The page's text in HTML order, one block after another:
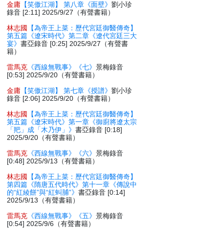
金庸 【笑傲江湖】 第八章《面壁》劉小珍
錄音 [2:11] 2025/9/27（有聲書籍）
林志國
【為帝王上菜：歷代宮廷御醫傳奇】
第五篇《遼宋時代》第二章《遼代宮廷三大
宴》書亞錄音 [0:25] 2025/9/27（有聲書
籍）
雷馬克 《西線無戰事》《七》景梅錄音
[0:53] 2025/9/20（有聲書籍）
金庸 【笑傲江湖】 第七章《授譜》劉小珍
錄音 [2:06] 2025/9/20（有聲書籍）
林志國
【為帝王上菜：歷代宮廷御醫傳奇】
第五篇《遼宋時代》第一章《御廚將遼太宗
「羓」成「木乃伊」》書亞錄音 [0:18]
2025/9/20（有聲書籍）
雷馬克 《西線無戰事》《六》景梅錄音
[0:48] 2025/9/13（有聲書籍）
林志國
【為帝王上菜：歷代宮廷御醫傳奇】
第四篇《隋唐五代時代》第十一章《傳說中
的“紅綾餅”與“紅虯脯”》書亞錄音 [0:14]
2025/9/13（有聲書籍）
雷馬克 《西線無戰事》《五》景梅錄音
[0:54] 2025/9/6（有聲書籍）